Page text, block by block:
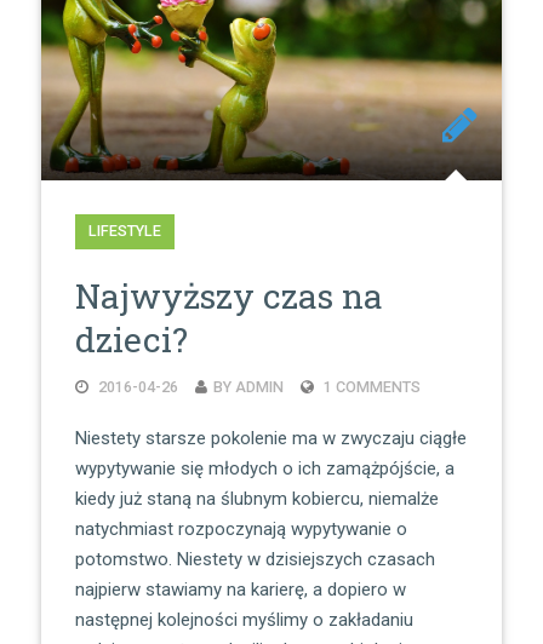
LIFESTYLE
Najwyższy czas na
dzieci?
2016-04-26 BY ADMIN 1 COMMENTS
Niestety starsze pokolenie ma w zwyczaju ciągłe
wypytywanie się młodych o ich zamążpójście, a
kiedy już staną na ślubnym kobiercu, niemalże
natychmiast rozpoczynają wypytywanie o
potomstwo. Niestety w dzisiejszych czasach
najpierw stawiamy na karierę, a dopiero w
następnej kolejności myślimy o zakładaniu